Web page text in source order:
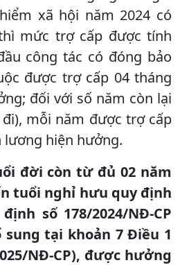
xã hội năm 2024 có
mức trợ cấp được tính
công tác có đóng bảo
được trợ cấp 04 tháng
đối với số năm còn lại
mỗi năm được trợ cấp
lương hiện hưởng.
đời còn từ đủ 02 năm
tuổi nghỉ hưu quy định
số 178/2024/NĐ-CP
tại khoản 7 Điều 1
NĐ-CP), được hưởng